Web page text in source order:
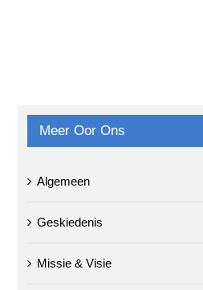
Meer Oor Ons
Algemeen
Geskiedenis
Missie & Visie